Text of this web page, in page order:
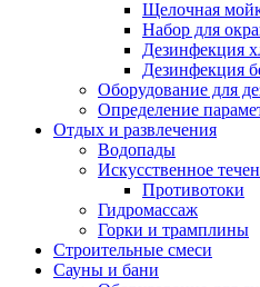
Щелочная
Набор для
Дезинфекция
Дезинфекция
Оборудование для
Определение
Отдых и развлечения
Водопады
Искусственное
Противотоки
Гидромассаж
Горки и трамплины
Строительные смеси
Сауны и бани